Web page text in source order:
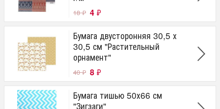
18₽ 4 ₽
Бумага двусторонняя 30,5 х
30,5 см "Растительный
орнамент"
40₽ 8 ₽
Бумага тишью 50х66 см
"Зигзаги"